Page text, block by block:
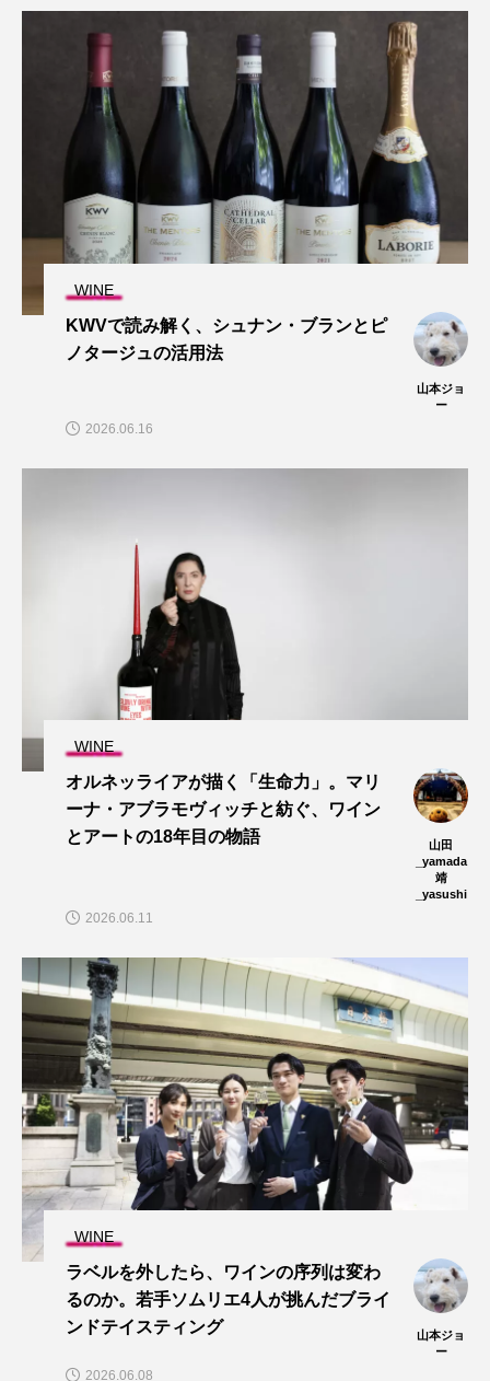
WINE
KWVで読み解く、シュナン・ブランとピ
ノタージュの活用法
山本ジョ
ー
2026.06.16
WINE
オルネッライアが描く「生命力」。マリ
ーナ・アブラモヴィッチと紡ぐ、ワイン
とアートの18年目の物語
山田
_yamada
靖
_yasushi
2026.06.11
WINE
ラベルを外したら、ワインの序列は変わ
るのか。若手ソムリエ4人が挑んだブライ
ンドテイスティング
山本ジョ
ー
2026.06.08